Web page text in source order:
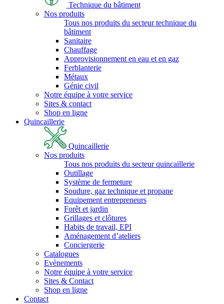
Technique du bâtiment
Nos produits
Tous nos produits du secteur technique du
bâtiment
Sanitaire
Chauffage
Approvisionnement en eau et en gaz
Ferblanterie
Métaux
Génie civil
Notre équipe à votre service
Sites & contact
Shop en ligne
Quincaillerie
Quincaillerie
Nos produits
Tous nos produits du secteur quincaillerie
Outillage
Système de fermeture
Soudure, gaz technique et propane
Equipement entrepreneurs
Forêt et jardin
Grillages et clôtures
Habits de travail, EPI
Aménagement d’ateliers
Conciergerie
Catalogues
Evènements
Notre équipe à votre service
Sites & Contact
Shop en ligne
Contact